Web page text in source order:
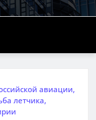
авиации,
летчика,